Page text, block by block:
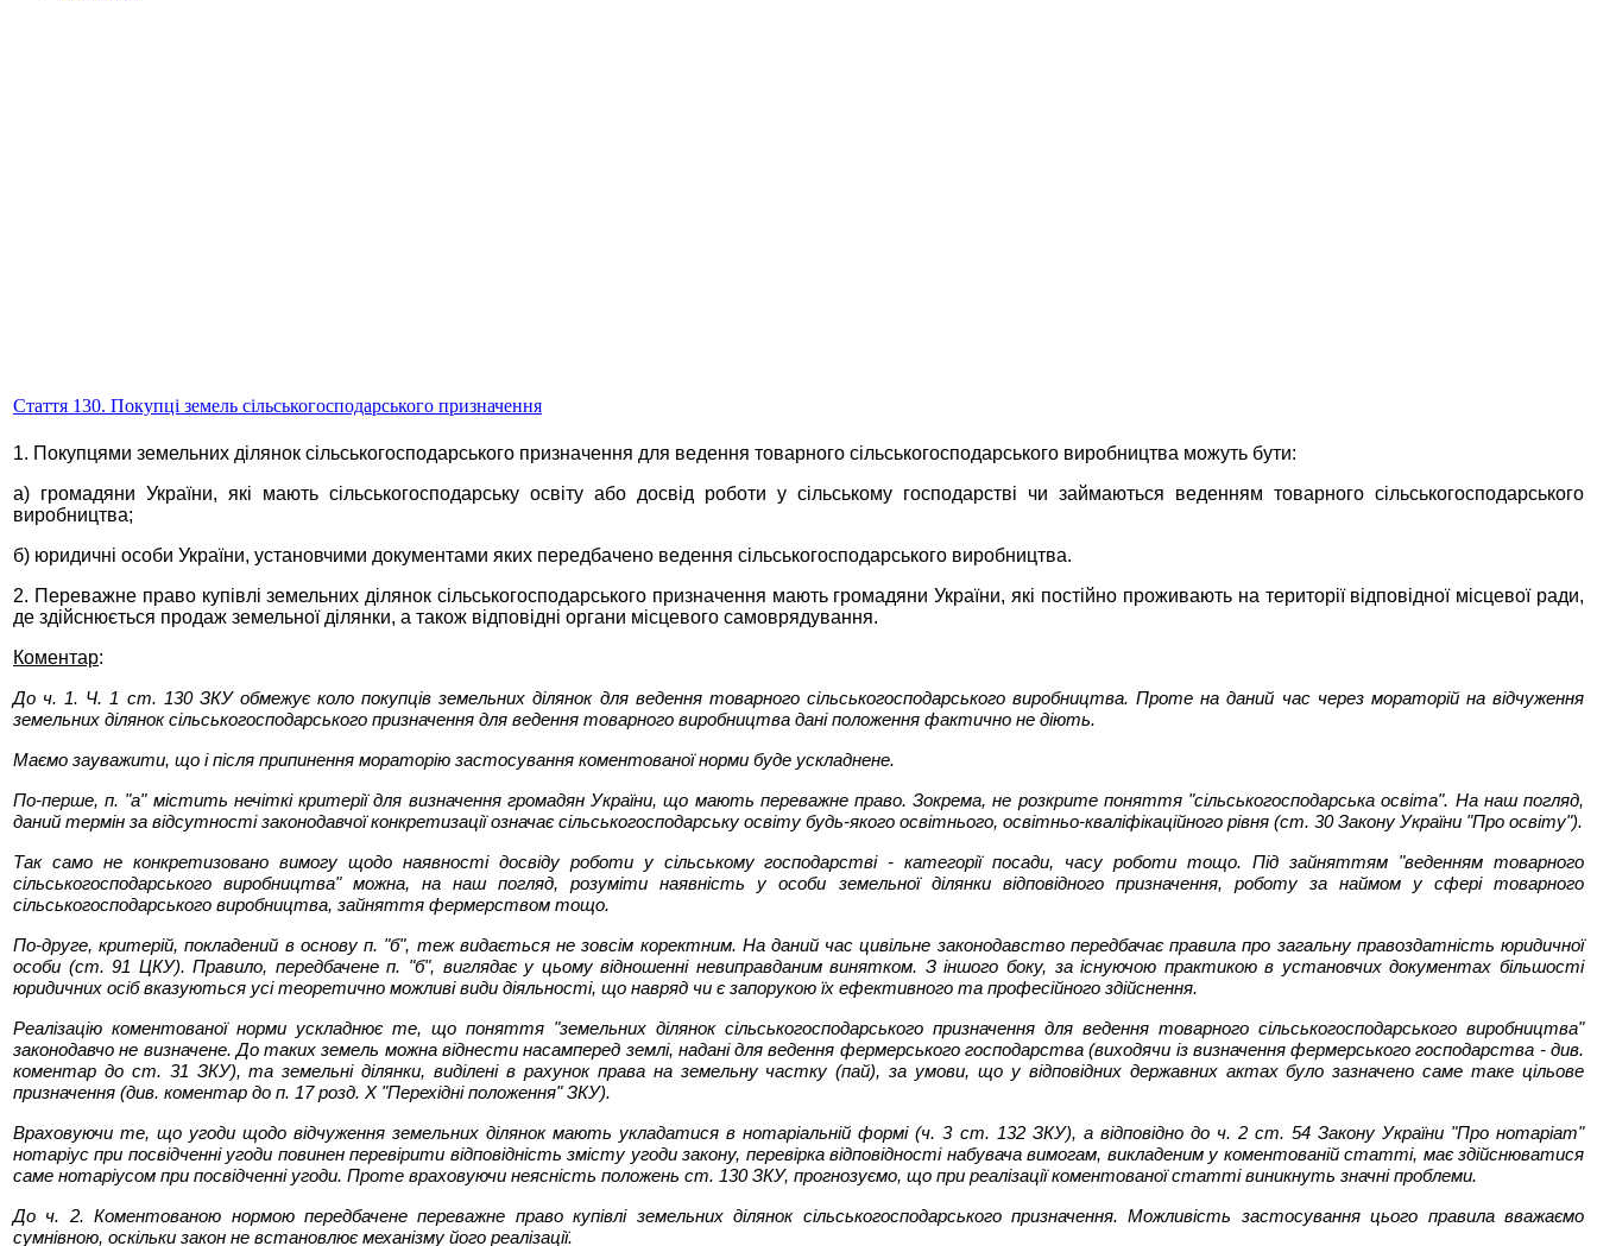
Стаття 130. Покупці земель сільськогосподарського призначення
1. Покупцями земельних ділянок сільськогосподарського призначення для ведення товарного сільськогосподарського виробництва можуть бути:
а) громадяни України, які мають сільськогосподарську освіту або досвід роботи у сільському господарстві чи займаються веденням товарного сільськогосподарського
виробництва;
б) юридичні особи України, установчими документами яких передбачено ведення сільськогосподарського виробництва.
2. Переважне право купівлі земельних ділянок сільськогосподарського призначення мають громадяни України, які постійно проживають на території відповідної місцевої ради,
де здійснюється продаж земельної ділянки, а також відповідні органи місцевого самоврядування.
Коментар:
До ч. 1. Ч. 1 ст. 130 ЗКУ обмежує коло покупців земельних ділянок для ведення товарного сільськогосподарського виробництва. Проте на даний час через мораторій на відчуження
земельних ділянок сільськогосподарського призначення для ведення товарного виробництва дані положення фактично не діють.
Маємо зауважити, що і після припинення мораторію застосування коментованої норми буде ускладнене.
По-перше, п. "а" містить нечіткі критерії для визначення громадян України, що мають переважне право. Зокрема, не розкрите поняття "сільськогосподарська освіта". На наш погляд,
даний термін за відсутності законодавчої конкретизації означає сільськогосподарську освіту будь-якого освітнього, освітньо-кваліфікаційного рівня (ст. 30 Закону України "Про освіту").
Так само не конкретизовано вимогу щодо наявності досвіду роботи у сільському господарстві - категорії посади, часу роботи тощо. Під зайняттям "веденням товарного
сільськогосподарського виробництва" можна, на наш погляд, розуміти наявність у особи земельної ділянки відповідного призначення, роботу за наймом у сфері товарного
сільськогосподарського виробництва, зайняття фермерством тощо.
По-друге, критерій, покладений в основу п. "б", теж видається не зовсім коректним. На даний час цивільне законодавство передбачає правила про загальну правоздатність юридичної
особи (ст. 91 ЦКУ). Правило, передбачене п. "б", виглядає у цьому відношенні невиправданим винятком. З іншого боку, за існуючою практикою в установчих документах більшості
юридичних осіб вказуються усі теоретично можливі види діяльності, що навряд чи є запорукою їх ефективного та професійного здійснення.
Реалізацію коментованої норми ускладнює те, що поняття "земельних ділянок сільськогосподарського призначення для ведення товарного сільськогосподарського виробництва"
законодавчо не визначене. До таких земель можна віднести насамперед землі, надані для ведення фермерського господарства (виходячи із визначення фермерського господарства - див.
коментар до ст. 31 ЗКУ), та земельні ділянки, виділені в рахунок права на земельну частку (пай), за умови, що у відповідних державних актах було зазначено саме таке цільове
призначення (див. коментар до п. 17 розд. X "Перехідні положення" ЗКУ).
Враховуючи те, що угоди щодо відчуження земельних ділянок мають укладатися в нотаріальній формі (ч. 3 ст. 132 ЗКУ), а відповідно до ч. 2 ст. 54 Закону України "Про нотаріат"
нотаріус при посвідченні угоди повинен перевірити відповідність змісту угоди закону, перевірка відповідності набувача вимогам, викладеним у коментованій статті, має здійснюватися
саме нотаріусом при посвідченні угоди. Проте враховуючи неясність положень ст. 130 ЗКУ, прогнозуємо, що при реалізації коментованої статті виникнуть значні проблеми.
До ч. 2. Коментованою нормою передбачене переважне право купівлі земельних ділянок сільськогосподарського призначення. Можливість застосування цього правила вважаємо
сумнівною, оскільки закон не встановлює механізму його реалізації.